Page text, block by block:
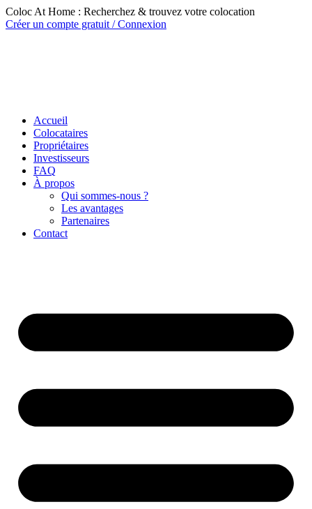
Coloc At Home : Recherchez & trouvez votre colocation
Créer un compte gratuit / Connexion
Accueil
Colocataires
Propriétaires
Investisseurs
FAQ
À propos
Qui sommes-nous ?
Les avantages
Partenaires
Contact